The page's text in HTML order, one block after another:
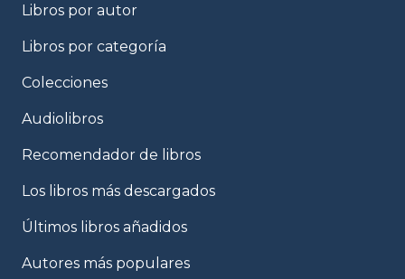
Libros por autor
Libros por categoría
Colecciones
Audiolibros
Recomendador de libros
Los libros más descargados
Últimos libros añadidos
Autores más populares